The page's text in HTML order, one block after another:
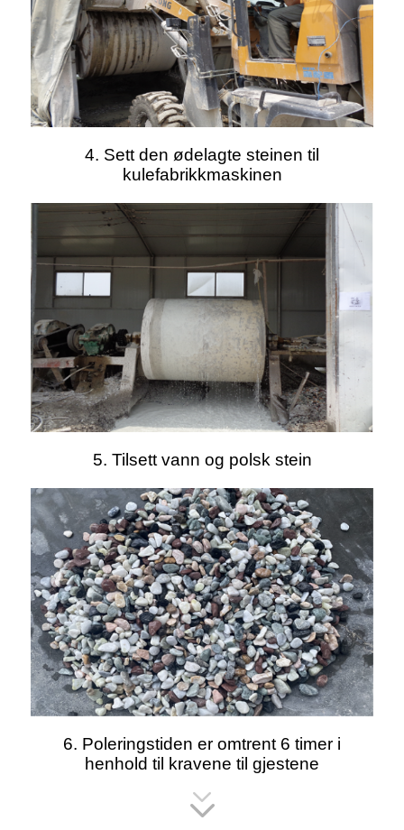
4. Sett den ødelagte steinen til
kulefabrikkmaskinen
5. Tilsett vann og polsk stein
6. Poleringstiden er omtrent 6 timer i
henhold til kravene til gjestene